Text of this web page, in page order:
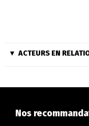
ACTEURS EN
Nos